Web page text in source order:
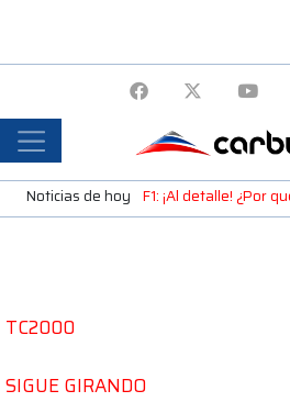
Noticias de hoy F1: ¡Al detalle! ¿Por
TC2000
SIGUE GIRANDO